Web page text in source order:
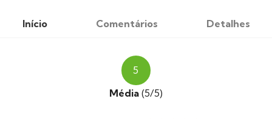
Início Comentários Detalhes
5
Média (5/5)